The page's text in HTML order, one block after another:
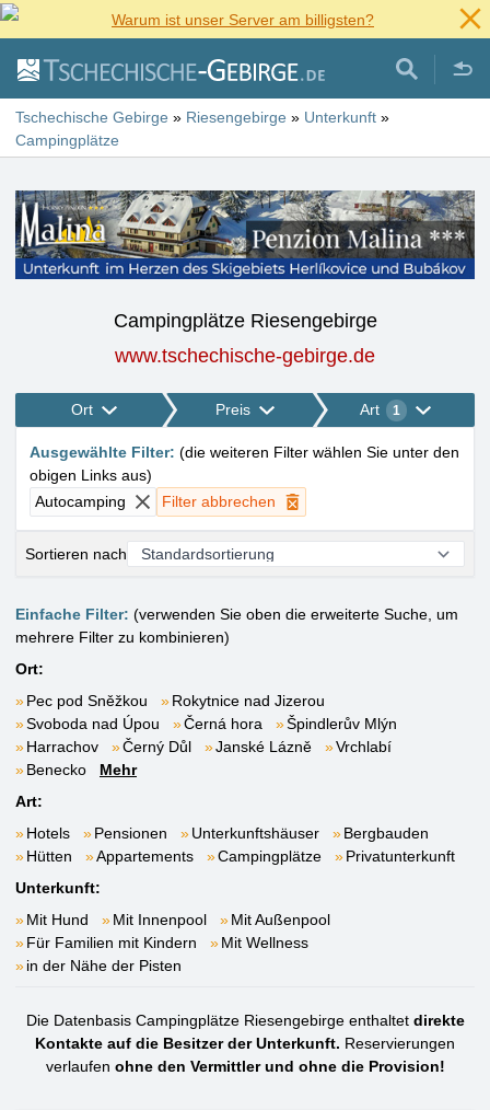
Warum ist unser Server am billigsten?
Tschechische Gebirge » Riesengebirge » Unterkunft »
Campingplätze
Campingplätze Riesengebirge
www.tschechische-gebirge.de
Ort Preis Art 1
Ausgewählte Filter: (die weiteren Filter wählen Sie unter den
obigen Links aus)
Autocamping
Filter abbrechen
Sortieren nach
Einfache Filter: (verwenden Sie oben die erweiterte Suche, um
mehrere Filter zu kombinieren)
Ort:
Pec pod Sněžkou
Rokytnice nad Jizerou
Svoboda nad Úpou
Černá hora
Špindlerův Mlýn
Harrachov
Černý Důl Janské Lázně
Vrchlabí
Benecko
Mehr
Art:
Hotels
Pensionen Unterkunftshäuser
Bergbauden
Hütten
Appartements Campingplätze
Privatunterkunft
Unterkunft:
Mit Hund
Mit Innenpool
Mit Außenpool
Für Familien mit Kindern
Mit Wellness
in der Nähe der Pisten
Die Datenbasis Campingplätze Riesengebirge enthaltet direkte
Kontakte auf die Besitzer der Unterkunft. Reservierungen
verlaufen ohne den Vermittler und ohne die Provision!